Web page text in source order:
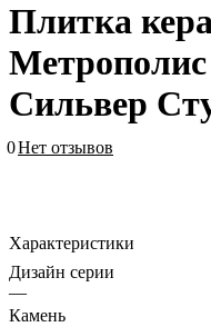
Плитка
Сильвер
0Нет отзывов
Характеристики
Дизайн серии
—
Камень